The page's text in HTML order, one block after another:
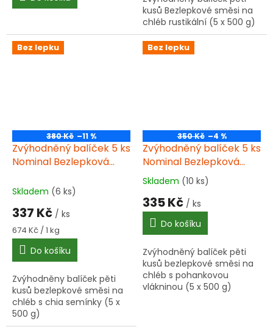
hvězdiček.
kusů Bezlepkové směsi na
chléb rustikální (5 x 500 g)
Bez lepku
380 Kč –11 %
Zvýhodněný balíček 5 ks
Nominal Bezlepková
semínky 500g
Skladem (6 ks)
337 Kč / ks
Měrná
cena:
674 Kč / 1 kg
Do košíku
Zvýhodněny balíček pěti
kusů bezlepkové směsi na
chléb s chia semínky (5 x
500 g)
Bez lepku
350 Kč –4 %
Zvýhodněný balíček 5 ks
Nominal Bezlepková
směs na chléb s
pohankovou vlákninou
500g
Průměrné
hodnocení
produktu
5,0
5
hvězdiček.
Skladem (10 ks)
335 Kč / ks
Do košíku
Zvýhodněný balíček pěti
kusů bezlepkové směsi na
chléb s pohankovou
vlákninou (5 x 500 g)